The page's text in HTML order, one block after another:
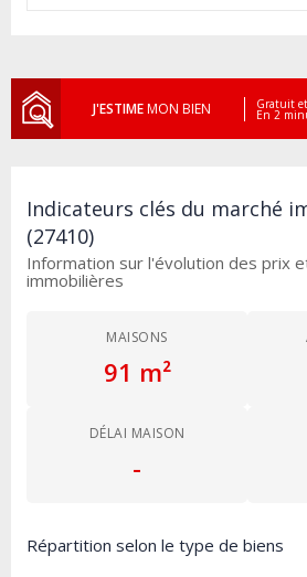
J'ESTIMEMON BIEN Gratuit
En 2
Indicateurs clés du marché
(27410)
Information sur l'évolution des prix
immobilières
MAISONS
91 m²
DÉLAI MAISON
-
Répartition selon le type de biens